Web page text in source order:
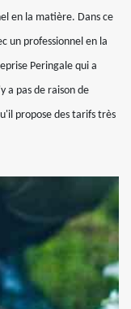
en la matière. Dans ce
un professionnel en la
Peringale qui a
a pas de raison de
propose des tarifs très